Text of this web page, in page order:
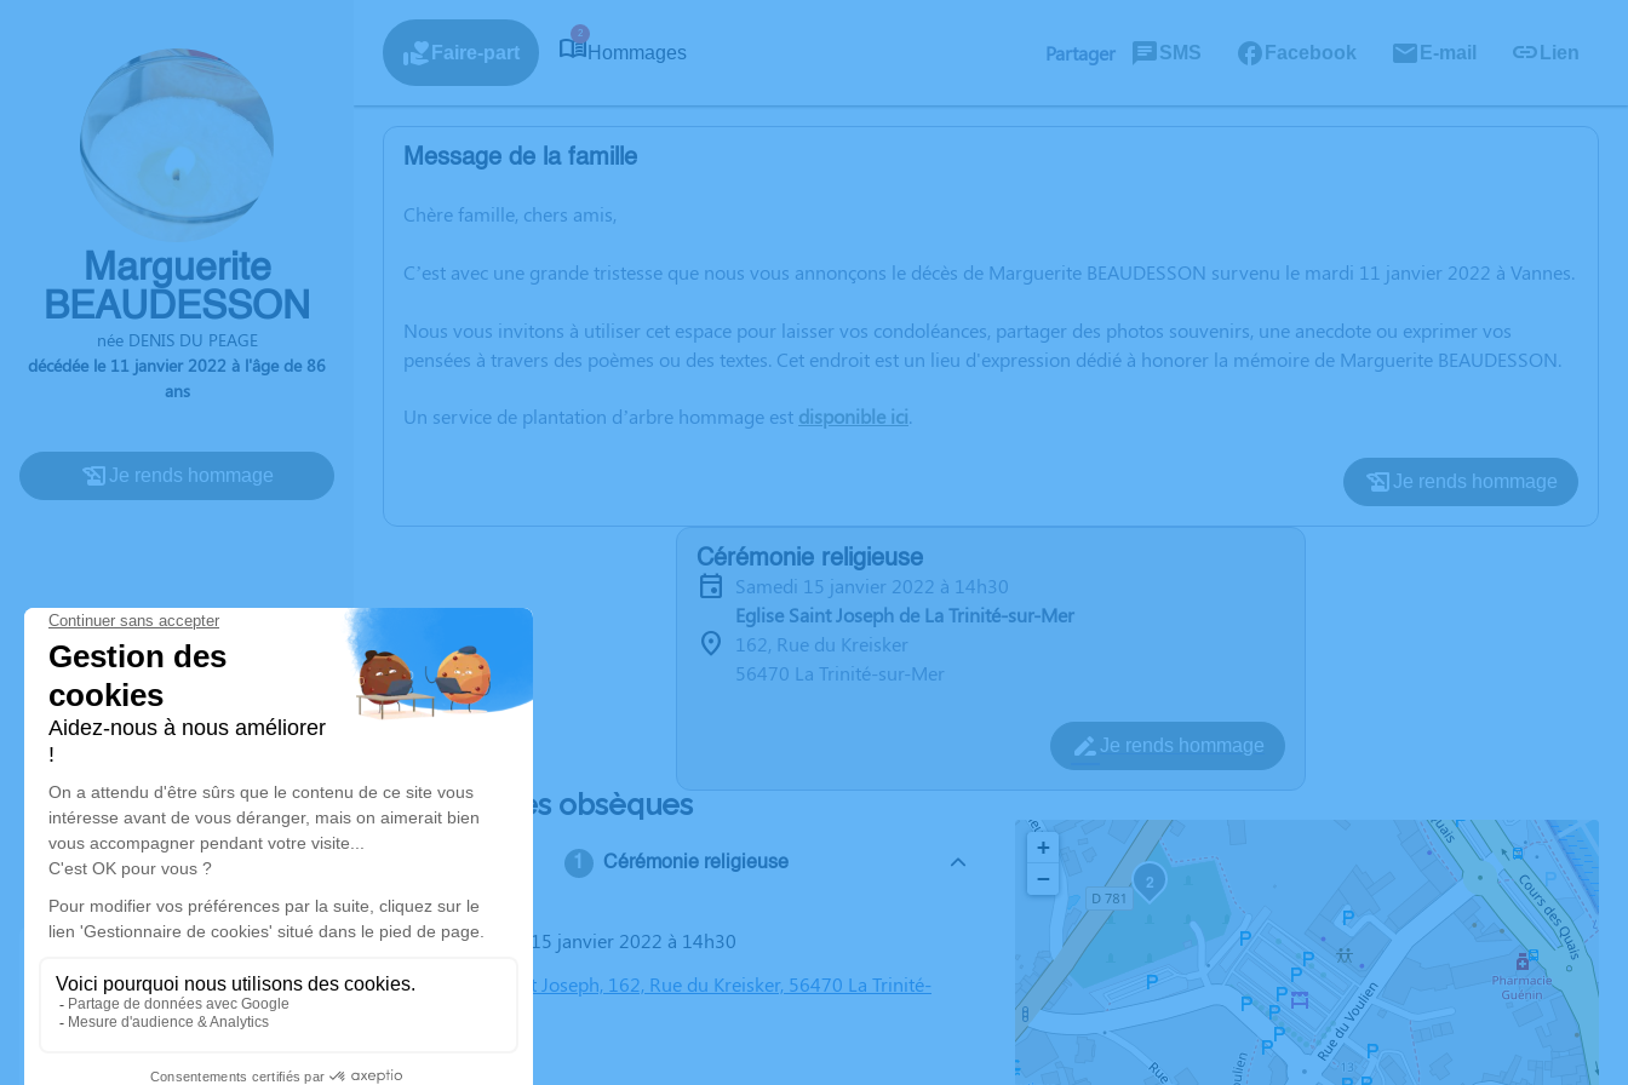
Marguerite
BEAUDESSON
née DENIS DU PEAGE
décédée le 11 janvier 2022 à l'âge de 86
ans
Je rends hommage
Faire-part
2
Hommages Partager SMS Facebook E-mail Lien
Message de la famille
Chère famille, chers amis,
C’est avec une grande tristesse que nous vous annonçons le décès de Marguerite BEAUDESSON survenu le mardi 11 janvier 2022 à Vannes.
Nous vous invitons à utiliser cet espace pour laisser vos condoléances, partager des photos souvenirs, une anecdote ou exprimer vos
pensées à travers des poèmes ou des textes. Cet endroit est un lieu d'expression dédié à honorer la mémoire de Marguerite BEAUDESSON.
Un service de plantation d’arbre hommage est disponible ici.
Je rends hommage
Cérémonie religieuse
samedi 15 janvier 2022 à 14h30
Eglise Saint Joseph de La Trinité-sur-Mer
162, Rue du Kreisker
56470 La Trinité-sur-Mer
Je rends hommage
Déroulé des obsèques
Cérémonie religieuse
Le samedi 15 janvier 2022 à 14h30
Eglise Saint Joseph, 162, Rue du Kreisker, 56470 La Trinité-
2
+
−